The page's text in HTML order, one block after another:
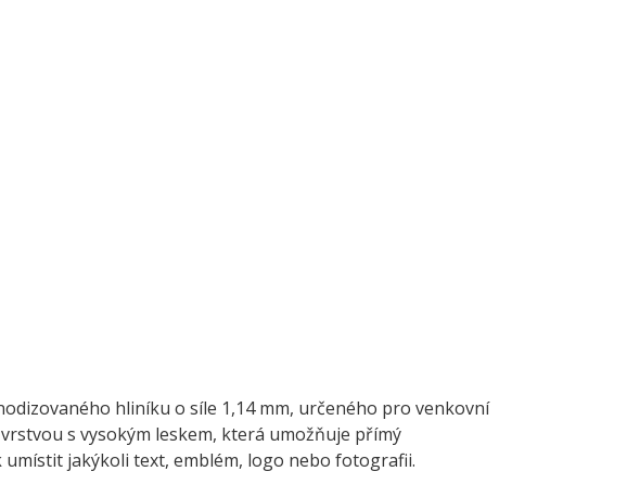
hliníku o síle 1,14 mm, určeného pro venkovní
s vysokým leskem, která umožňuje přímý
jakýkoli text, emblém, logo nebo fotografii.